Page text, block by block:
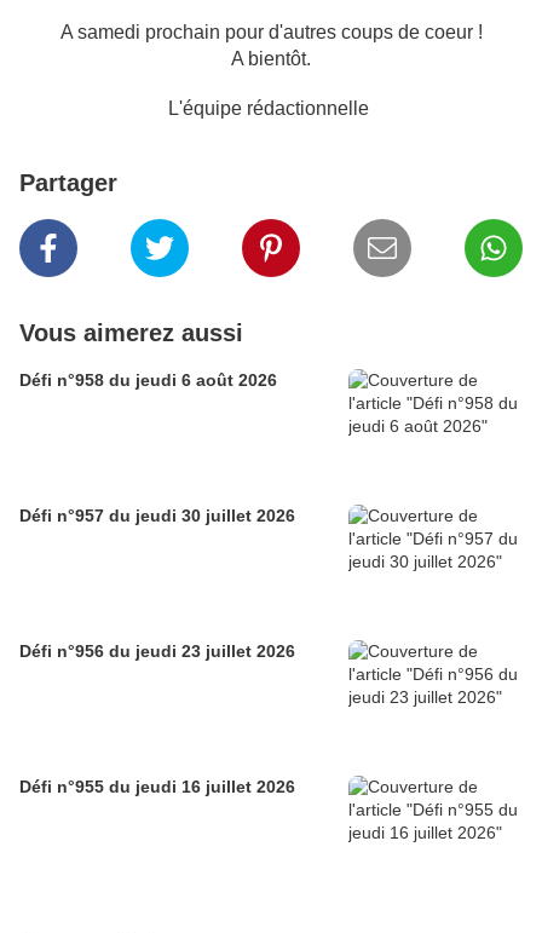
A samedi prochain pour d'autres coups de coeur !
A bientôt.
L'équipe rédactionnelle
Partager
Vous aimerez aussi
Défi n°958 du jeudi 6 août 2026
Défi n°957 du jeudi 30 juillet 2026
Défi n°956 du jeudi 23 juillet 2026
Défi n°955 du jeudi 16 juillet 2026